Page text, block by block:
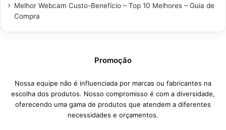
Melhor Webcam Custo-Benefício – Top 10 Melhores – Guia de
Compra
Promoção
Nossa equipe não é influenciada por marcas ou fabricantes na
escolha dos produtos. Nosso compromisso é com a diversidade,
oferecendo uma gama de produtos que atendem a diferentes
necessidades e orçamentos.